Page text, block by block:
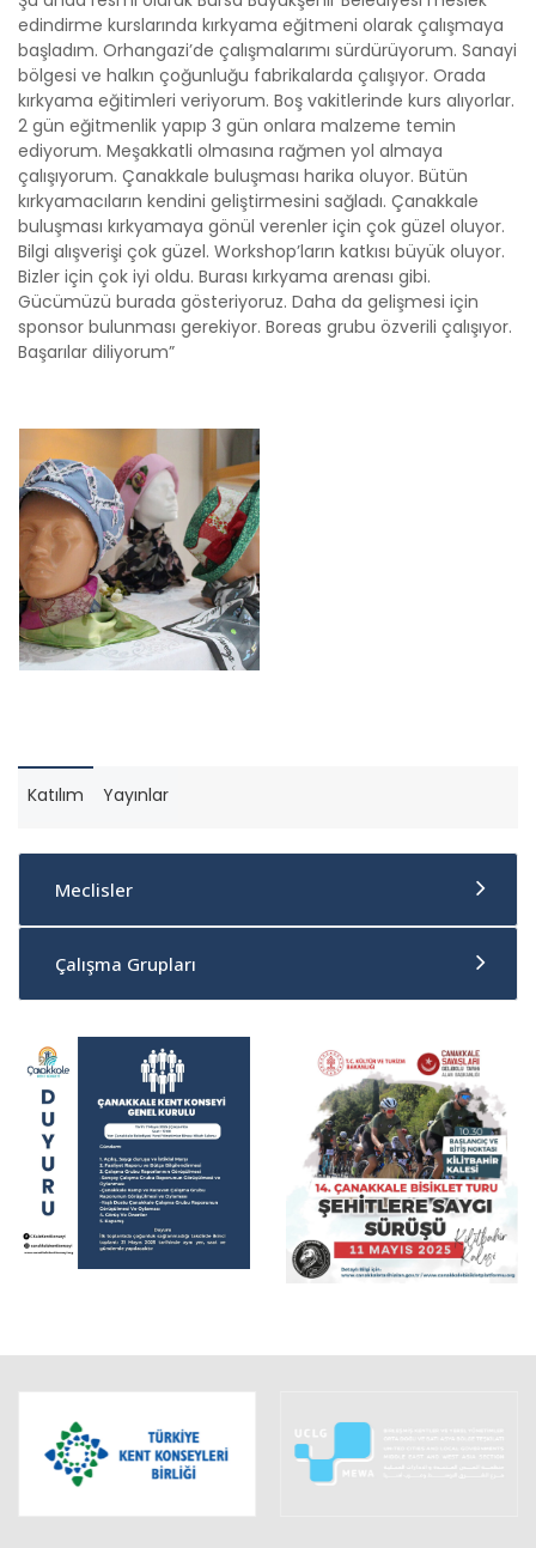
edindirme kurslarında kırkyama eğitmeni olarak çalışmaya
başladım. Orhangazi’de çalışmalarımı sürdürüyorum. Sanayi
bölgesi ve halkın çoğunluğu fabrikalarda çalışıyor. Orada
kırkyama eğitimleri veriyorum. Boş vakitlerinde kurs alıyorlar.
2 gün eğitmenlik yapıp 3 gün onlara malzeme temin
ediyorum. Meşakkatli olmasına rağmen yol almaya
çalışıyorum. Çanakkale buluşması harika oluyor. Bütün
kırkyamacıların kendini geliştirmesini sağladı. Çanakkale
buluşması kırkyamaya gönül verenler için çok güzel oluyor.
Bilgi alışverişi çok güzel. Workshop’ların katkısı büyük oluyor.
Bizler için çok iyi oldu. Burası kırkyama arenası gibi.
Gücümüzü burada gösteriyoruz. Daha da gelişmesi için
sponsor bulunması gerekiyor. Boreas grubu özverili çalışıyor.
Başarılar diliyorum”
Katılım Yayınlar
Meclisler
Çalışma Grupları